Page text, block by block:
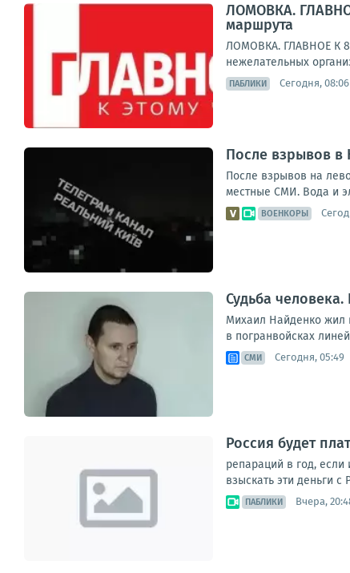
ЛОМОВКА.
маршрута
ЛОМОВКА. ГЛАВНОЕ К 8-
нежелательных
ПАБЛИКИ Сегодня, 08:06
После взрывов в
После взрывов на
местные СМИ. Вода и
ВОЕНКОРЫ
Судьба
Михаил Найденко жил
в погранвойсках
СМИ Сегодня, 05:49
Россия будет
репараций в год, если
взыскать эти деньги
ПАБЛИКИ Вчера,